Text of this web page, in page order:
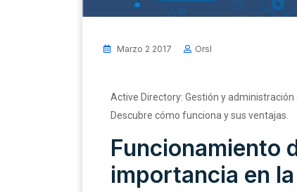
Marzo 2 2017 Orsl
Active Directory: Gestión y
Descubre cómo funciona y sus ventajas.
Funcionamiento
importancia en